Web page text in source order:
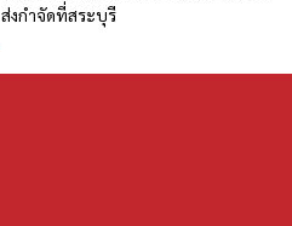
ส่งกำจัดที่สระบุรี